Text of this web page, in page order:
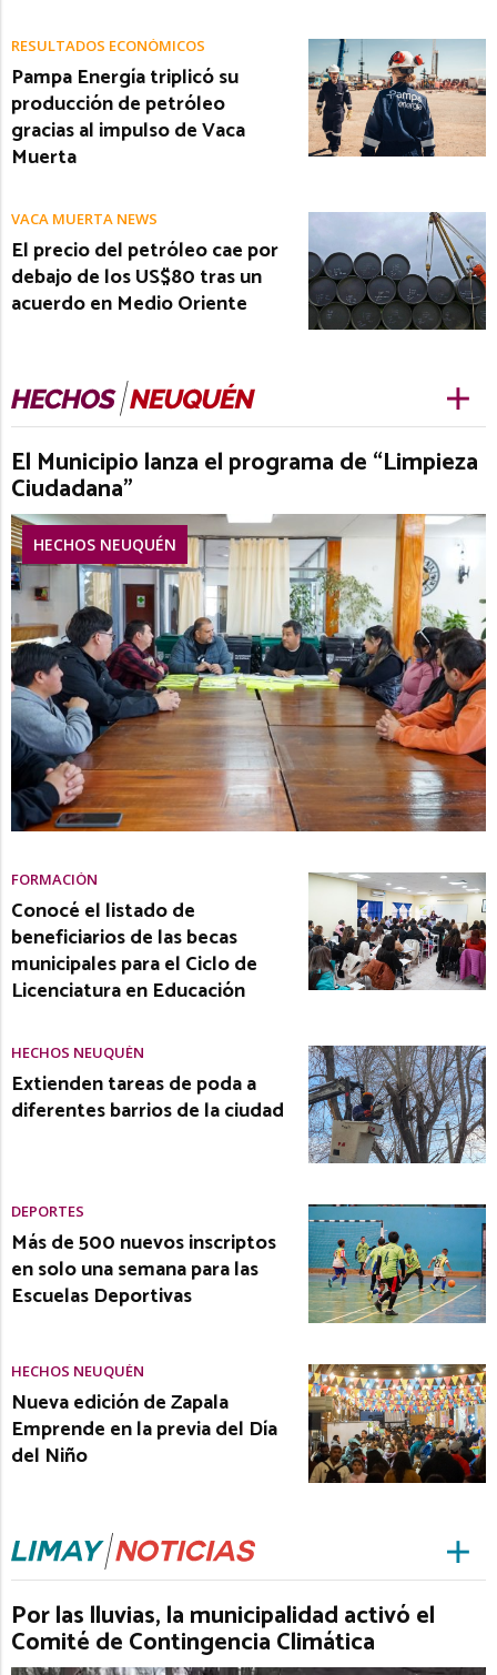
RESULTADOS ECONÓMICOS
Pampa Energía triplicó su
producción de petróleo
gracias al impulso de Vaca
Muerta
VACA MUERTA NEWS
El precio del petróleo cae por
debajo de los US$80 tras un
acuerdo en Medio Oriente
El Municipio lanza el programa de “Limpieza
Ciudadana”
HECHOS NEUQUÉN
FORMACIÓN
Conocé el listado de
beneficiarios de las becas
municipales para el Ciclo de
Licenciatura en Educación
HECHOS NEUQUÉN
Extienden tareas de poda a
diferentes barrios de la ciudad
DEPORTES
Más de 500 nuevos inscriptos
en solo una semana para las
Escuelas Deportivas
HECHOS NEUQUÉN
Nueva edición de Zapala
Emprende en la previa del Día
del Niño
Por las lluvias, la municipalidad activó el
Comité de Contingencia Climática